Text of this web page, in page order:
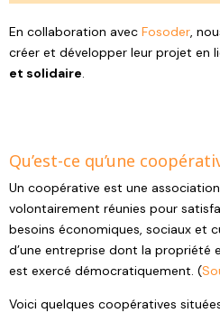
En collaboration avec Fosoder,
créer et développer leur projet en
et solidaire.
Qu’est-ce qu’une
Un coopérative est une
volontairement réunies pour
besoins économiques, sociaux et
d’une entreprise dont la propriété
est exercé démocratiquement. (
Voici quelques coopératives